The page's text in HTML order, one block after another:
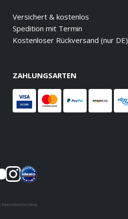
Versichert & kostenlos
Spedition mit Termin
Kostenloser Rückversand (nur DE)
ZAHLUNGSARTEN
OpenWeatherMap